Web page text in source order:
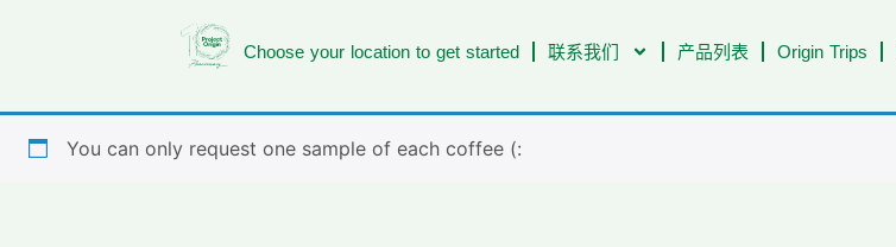
Choose your location to get started 联系我们 产品列表 Origin Trips
You can only request one sample of each coffee (: